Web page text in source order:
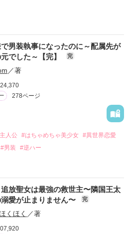
事業で失敗ばかり。
リヴィア・ディルムーンは、母が
になり稼ごうと屋敷を飛び出し
でビンタしてくる謎の男。
いきや……契約結婚だった！？
面をつけており、謎が多いが幸せ
スに一方的に敵視され、嫌がらせを
危険ばかりの血まみれ新婚生活。
最高……？
令嬢の溺愛バイオレンスラブコメ
男装執事になったのに～配属先が
でした～【完】
完
／著
278ページ
人公 #はちゃめちゃ美少女 #異世界恋愛
#男装 #逆ハー
ファンタジー／
！！」
追放聖女は最強の救世主〜隣国王太
愛が止まりません〜
完
くほく ／著